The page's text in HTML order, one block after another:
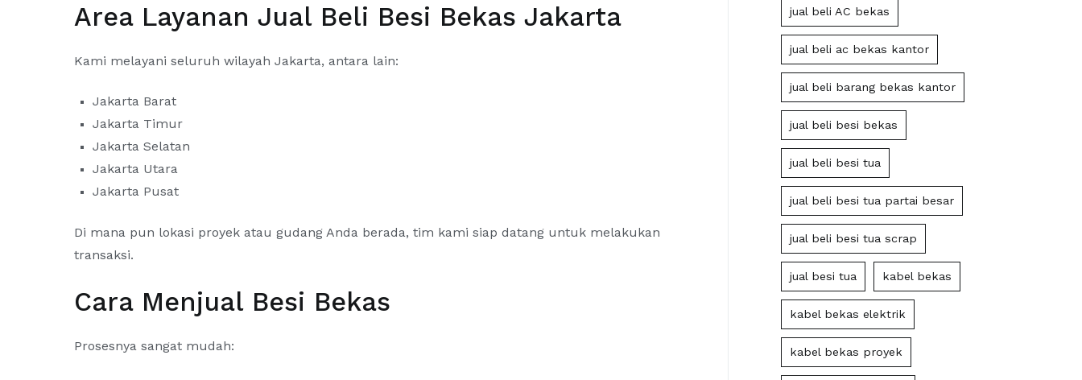
Area Layanan Jual Beli Besi Bekas Jakarta
Kami melayani seluruh wilayah Jakarta, antara lain:
Jakarta Barat
Jakarta Timur
Jakarta Selatan
Jakarta Utara
Jakarta Pusat
Di mana pun lokasi proyek atau gudang Anda berada, tim kami siap datang untuk melakukan
transaksi.
Cara Menjual Besi Bekas
Prosesnya sangat mudah:
jual beli AC bekas
jual beli ac bekas kantor
jual beli barang bekas kantor
jual beli besi bekas
jual beli besi tua
jual beli besi tua partai besar
jual beli besi tua scrap
jual besi tua kabel bekas
kabel bekas elektrik
kabel bekas proyek